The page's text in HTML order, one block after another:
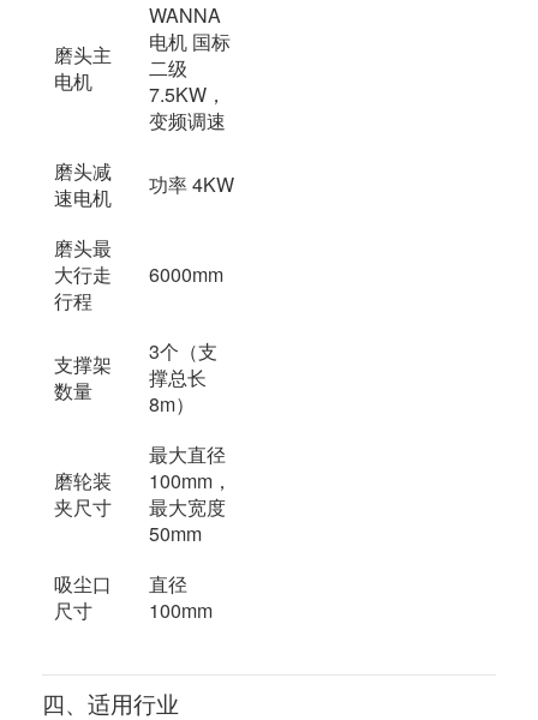
磨头主
电机
WANNA
电机 国标
二级
7.5KW，
变频调速
磨头减
速电机
功率 4KW
磨头最
大行走
行程
6000mm
支撑架
数量
3个（支
撑总长
8m）
磨轮装
夹尺寸
最大直径
100mm，
最大宽度
50mm
吸尘口
尺寸
直径
100mm
四、适用行业